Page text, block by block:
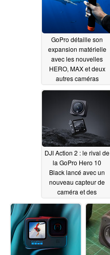
GoPro détaille son
expansion matérielle
avec les nouvelles
HERO, MAX et deux
autres caméras
prévues pour 2022
02/06/2022
DJI Action 2 : le rival de
la GoPro Hero 10
Black lancé avec un
nouveau capteur de
caméra et des
accessoires
magnétiques
10/28/2021